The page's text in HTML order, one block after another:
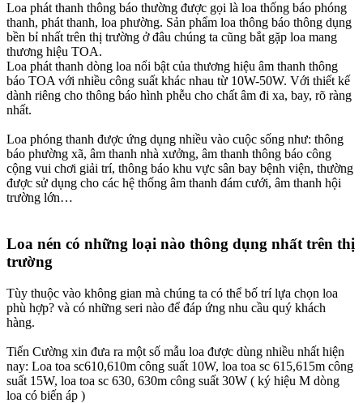
Loa phát thanh thông báo thường được gọi là loa thống báo phóng
thanh, phát thanh, loa phường. Sản phẩm loa thông báo thông dụng
bền bỉ nhất trên thị trường ở đâu chúng ta cũng bắt gặp loa mang
thương hiệu TOA.
Loa phát thanh dòng loa nổi bật của thương hiệu âm thanh thông
báo TOA với nhiều công suất khác nhau từ 10W-50W. Với thiết kế
dành riêng cho thông báo hình phễu cho chất âm đi xa, bay, rõ ràng
nhất.
Loa phóng thanh được ứng dụng nhiều vào cuộc sống như: thông
báo phường xã, âm thanh nhà xưởng, âm thanh thông báo công
cộng vui chơi giải trí, thông báo khu vực sân bay bệnh viện, thường
được sử dụng cho các hệ thống âm thanh đám cưới, âm thanh hội
trường lớn…
Loa nén có những loại nào thông dụng nhất trên thị
trường
Tùy thuộc vào không gian mà chúng ta có thể bố trí lựa chọn loa
phù hợp? và có những seri nào để đáp ứng nhu cầu quý khách
hàng.
Tiến Cường xin đưa ra một số mẫu loa được dùng nhiều nhất hiện
nay: Loa toa sc610,610m công suất 10W, loa toa sc 615,615m công
suất 15W, loa toa sc 630, 630m công suất 30W ( ký hiệu M dòng
loa có biến áp )